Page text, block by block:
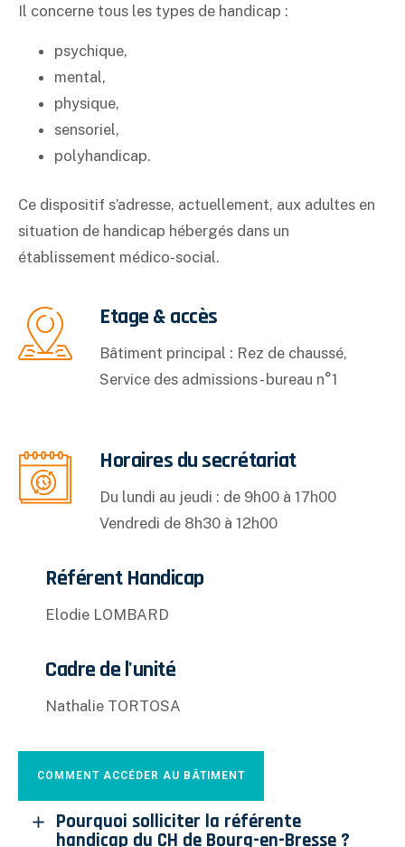
Il concerne tous les types de handicap :
psychique,
mental,
physique,
sensoriel,
polyhandicap.
Ce dispositif s’adresse, actuellement, aux adultes en
situation de handicap hébergés dans un
établissement médico-social.
Etage & accès
Bâtiment principal : Rez de chaussé,
Service des admissions - bureau n°1
Horaires du secrétariat
Du lundi au jeudi : de 9h00 à 17h00
Vendredi de 8h30 à 12h00
Référent Handicap
Elodie LOMBARD
Cadre de l'unité
Nathalie TORTOSA
COMMENT ACCÉDER AU BÂTIMENT
Pourquoi solliciter la référente
handicap du CH de Bourg-en-Bresse ?